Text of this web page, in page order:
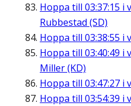
Hoppa till 03:37:15 i
Rubbestad (SD)
Hoppa till 03:38:55 i
Hoppa till 03:40:49 i
Miller (KD)
Hoppa till 03:47:27 i
Hoppa till 03:54:39 i